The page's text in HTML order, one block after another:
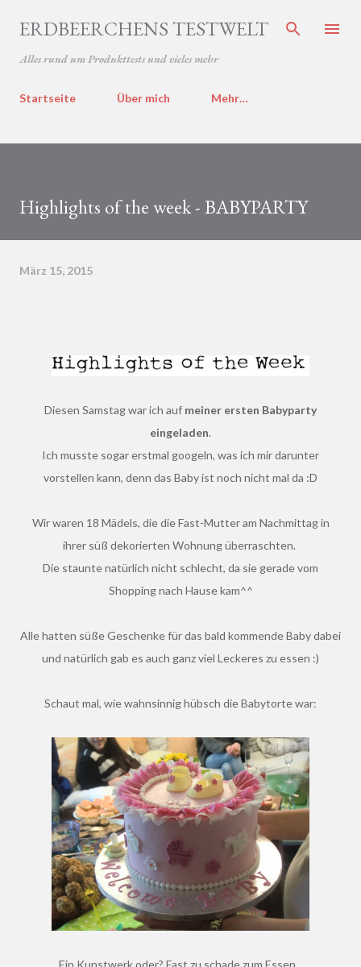
Direkt zum Hauptbereich
ERDBEERCHENS TESTWELT
Alles rund um Produkttests und vieles mehr
Startseite Über mich Mehr…
Highlights of the week - BABYPARTY
März 15, 2015
Diesen Samstag war ich auf meiner ersten Babyparty
eingeladen.
Ich musste sogar erstmal googeln, was ich mir darunter
vorstellen kann, denn das Baby ist noch nicht mal da :D
Wir waren 18 Mädels, die die Fast-Mutter am Nachmittag in
ihrer süß dekorierten Wohnung überraschten.
Die staunte natürlich nicht schlecht, da sie gerade vom
Shopping nach Hause kam^^
Alle hatten süße Geschenke für das bald kommende Baby dabei
und natürlich gab es auch ganz viel Leckeres zu essen :)
Schaut mal, wie wahnsinnig hübsch die Babytorte war: